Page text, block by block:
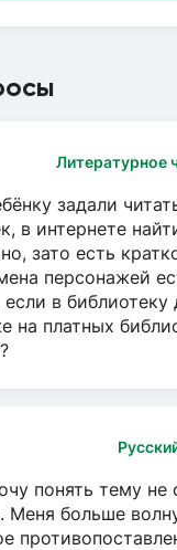
Литературное
задали
в интернете
зато есть
персонажей
в библиотеку
на платных
понять тему не
Меня больше